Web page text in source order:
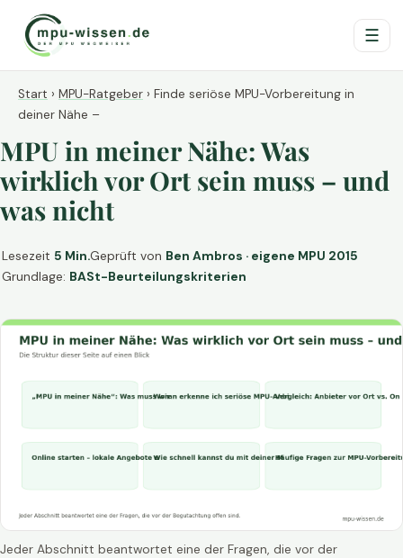
☰
Start › MPU-Ratgeber › Finde seriöse MPU-Vorbereitung in
deiner Nähe –
MPU in meiner Nähe: Was
wirklich vor Ort sein muss – und
was nicht
Lesezeit 5 Min.Geprüft von Ben Ambros · eigene MPU 2015
Grundlage: BASt-Beurteilungskriterien
Jeder Abschnitt beantwortet eine der Fragen, die vor der